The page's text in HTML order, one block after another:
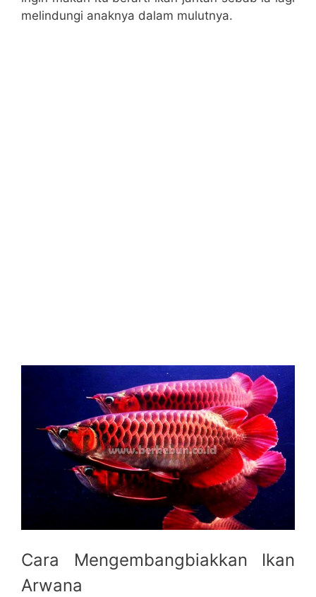
melindungi anaknya dalam mulutnya.
Cara Mengembangbiakkan Ikan
Arwana